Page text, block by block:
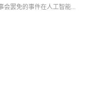
会罢免的事件在人工智能...